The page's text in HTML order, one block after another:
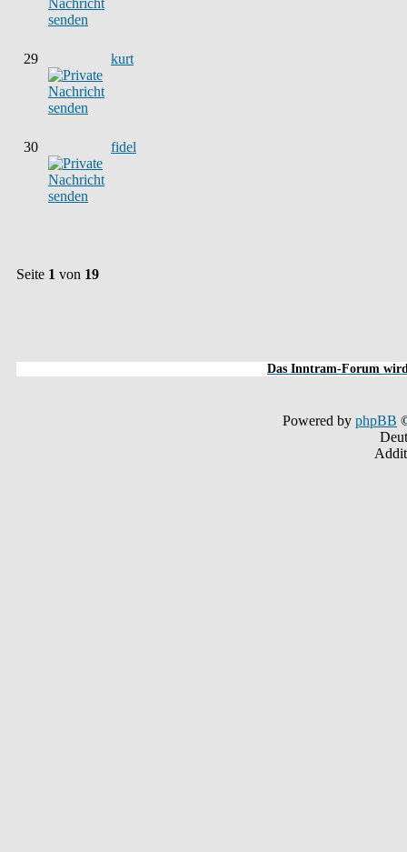
29 kurt
30 fidel
Seite 1 von 19
Das Inntram-Forum
Powered by phpBB